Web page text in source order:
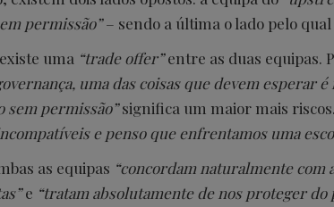
permissão”– sendo a última o lado pelo
uma “trade offer”entre as duas equipas.
uma das coisas que devem esperar é
sem permissão”significa um maior mais riscos.
e penso que enfrentamos uma
as equipas “concordam naturalmente com
e “tratam absolutamente de nos proteger do